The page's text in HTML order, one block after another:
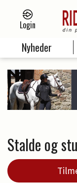
Login
Nyheder
Stalde og